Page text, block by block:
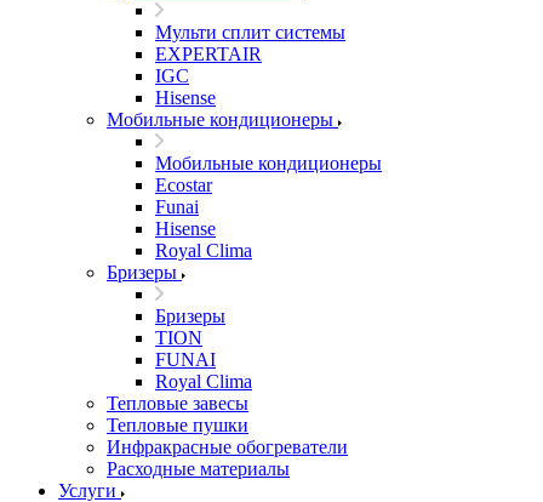
Мульти сплит системы
EXPERTAIR
IGC
Hisense
Мобильные кондиционеры
Мобильные кондиционеры
Ecostar
Funai
Hisense
Royal Clima
Бризеры
Бризеры
TION
FUNAI
Royal Clima
Тепловые завесы
Тепловые пушки
Инфракрасные обогреватели
Расходные материалы
Услуги